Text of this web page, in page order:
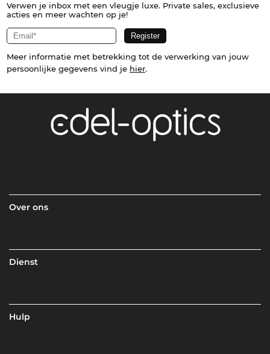
Verwen je inbox met een vleugje luxe. Private sales, exclusieve
acties en meer wachten op je!
Meer informatie met betrekking tot de verwerking van jouw
persoonlijke gegevens vind je hier.
Over ons
Dienst
Hulp